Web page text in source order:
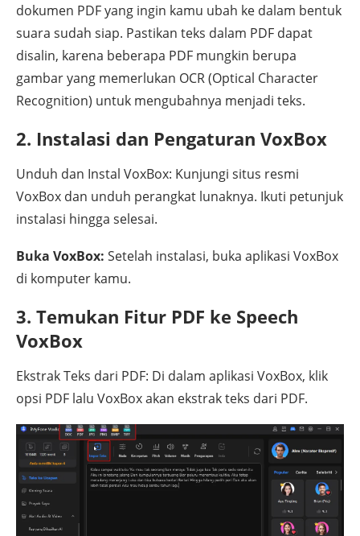
dokumen PDF yang ingin kamu ubah ke dalam bentuk
suara sudah siap. Pastikan teks dalam PDF dapat
disalin, karena beberapa PDF mungkin berupa
gambar yang memerlukan OCR (Optical Character
Recognition) untuk mengubahnya menjadi teks.
2. Instalasi dan Pengaturan VoxBox
Unduh dan Instal VoxBox: Kunjungi situs resmi
VoxBox dan unduh perangkat lunaknya. Ikuti petunjuk
instalasi hingga selesai.
Buka VoxBox: Setelah instalasi, buka aplikasi VoxBox
di komputer kamu.
3. Temukan Fitur PDF ke Speech
VoxBox
Ekstrak Teks dari PDF: Di dalam aplikasi VoxBox, klik
opsi PDF lalu VoxBox akan ekstrak teks dari PDF.